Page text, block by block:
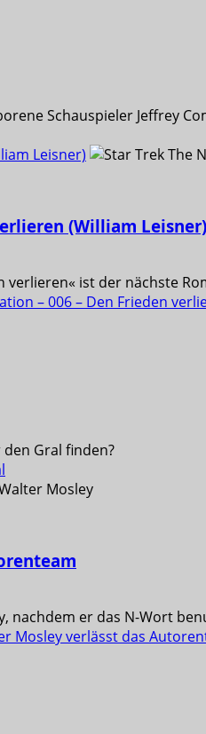
Schauspieler Jeffrey
Leisner)
(William Leisner)
verlieren« ist der nächste
– 006 – Den Frieden
Gral finden?
nachdem er das N-Wort
Mosley verlässt das